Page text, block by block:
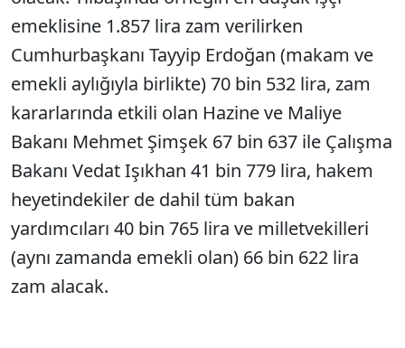
emeklisine 1.857 lira zam verilirken
Cumhurbaşkanı Tayyip Erdoğan (makam ve
emekli aylığıyla birlikte) 70 bin 532 lira, zam
kararlarında etkili olan Hazine ve Maliye
Bakanı Mehmet Şimşek 67 bin 637 ile Çalışma
Bakanı Vedat Işıkhan 41 bin 779 lira, hakem
heyetindekiler de dahil tüm bakan
yardımcıları 40 bin 765 lira ve milletvekilleri
(aynı zamanda emekli olan) 66 bin 622 lira
zam alacak.